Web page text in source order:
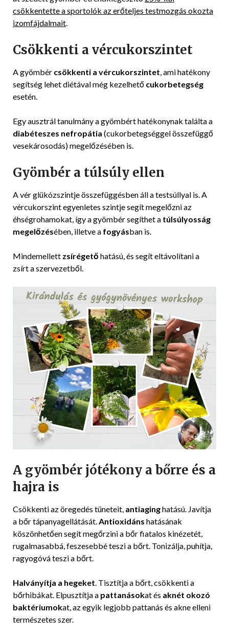
csökkentette a sportolók az erőteljes testmozgás okozta
izomfájdalmait.
Csökkenti a vércukorszintet
A gyömbér csökkenti a vércukorszintet, ami hatékony
segítség lehet diétával még kezelhető cukorbetegség
esetén.
Egy ausztrál tanulmány a gyömbért hatékonynak találta a
diabéteszes nefropátia (cukorbetegséggel összefüggő
vesekárosodás) megelőzésében is.
Gyömbér a túlsúly ellen
A vér glükózszintje összefüggésben áll a testsúllyal is. A
vércukorszint egyenletes szintje segít megelőzni az
éhségrohamokat, így a gyömbér segíthet a túlsúlyosság
megelőzésében, illetve a fogyásban is.
Mindemellett zsírégető hatású, és segít eltávolítani a
zsírt a szervezetből.
A gyömbér jótékony a bőrre és a
hajra is
Csökkenti az öregedés tüneteit, antiaginghatású. Javítja
a bőr tápanyagellátását.Antioxidáns hatásának
köszönhetően segít megőrzini a bőr fiatalos kinézetét,
rugalmasabbá, feszesebbé teszi a bőrt. Tonizálja, puhítja,
ragyogóvá teszi a bőrt.
Halványítja a hegeket. Tisztítja a bőrt, csökkenti a
bőrhibákat. Elpusztítja a pattanásokat és aknét okozó
baktériumokat, az egyik legjobb pattanás és akne elleni
természetes szer.